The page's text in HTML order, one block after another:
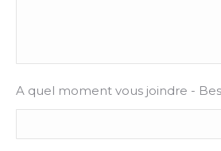
A quel moment vous joindre -